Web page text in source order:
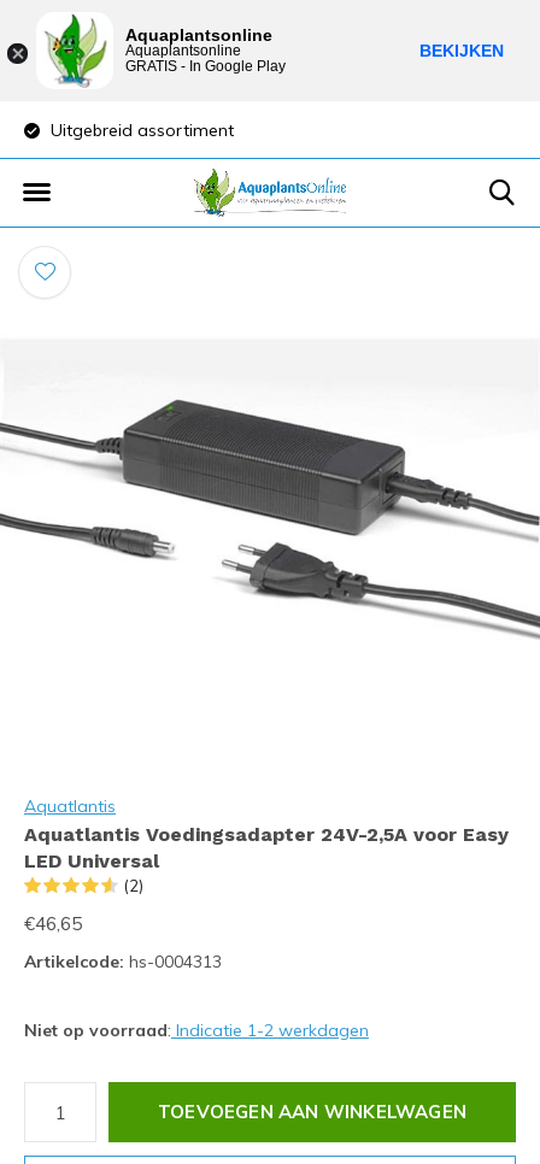
Uitgebreid assortiment
Aquatlantis
Aquatlantis Voedingsadapter 24V-2,5A voor Easy
LED Universal
(2)
€46,65
Artikelcode: hs-0004313
Niet op voorraad: Indicatie 1-2 werkdagen
TOEVOEGEN AAN WINKELWAGEN
Aquaplantsonline
Aquaplantsonline
GRATIS - In Google Play
BEKIJKEN